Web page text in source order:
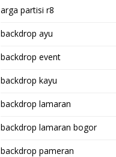
arga partisi r8
backdrop ayu
backdrop event
backdrop kayu
backdrop lamaran
backdrop lamaran bogor
backdrop pameran